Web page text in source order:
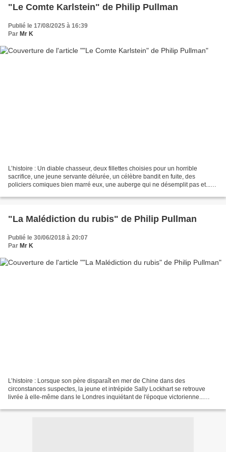
"Le Comte Karlstein" de Philip Pullman
Publié le 17/08/2025 à 16:39
Par Mr K
L’histoire : Un diable chasseur, deux fillettes choisies pour un horrible
sacrifice, une jeune servante délurée, un célèbre bandit en fuite, des
policiers comiques bien marré eux, une auberge qui ne désemplit pas et...
"La Malédiction du rubis" de Philip Pullman
Publié le 30/06/2018 à 20:07
Par Mr K
L’histoire : Lorsque son père disparaît en mer de Chine dans des
circonstances suspectes, la jeune et intrépide Sally Lockhart se retrouve
livrée à elle-même dans le Londres inquiétant de l'époque victorienne...